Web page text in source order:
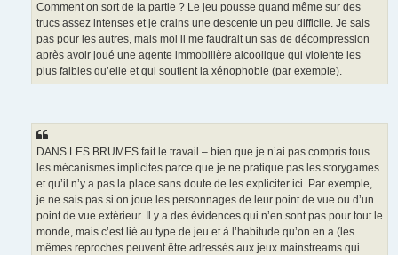
Comment on sort de la partie ? Le jeu pousse quand même sur des
trucs assez intenses et je crains une descente un peu difficile. Je sais
pas pour les autres, mais moi il me faudrait un sas de décompression
après avoir joué une agente immobilière alcoolique qui violente les
plus faibles qu’elle et qui soutient la xénophobie (par exemple).
DANS LES BRUMES fait le travail – bien que je n’ai pas compris tous
les mécanismes implicites parce que je ne pratique pas les storygames
et qu’il n’y a pas la place sans doute de les expliciter ici. Par exemple,
je ne sais pas si on joue les personnages de leur point de vue ou d’un
point de vue extérieur. Il y a des évidences qui n’en sont pas pour tout le
monde, mais c’est lié au type de jeu et à l’habitude qu’on en a (les
mêmes reproches peuvent être adressés aux jeux mainstreams qui